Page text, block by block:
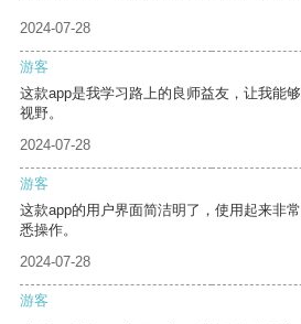
2024-07-28
游客
这款app是我学习路上的良师益友，让我能
视野。
2024-07-28
游客
这款app的用户界面简洁明了，使用起来非
悉操作。
2024-07-28
游客